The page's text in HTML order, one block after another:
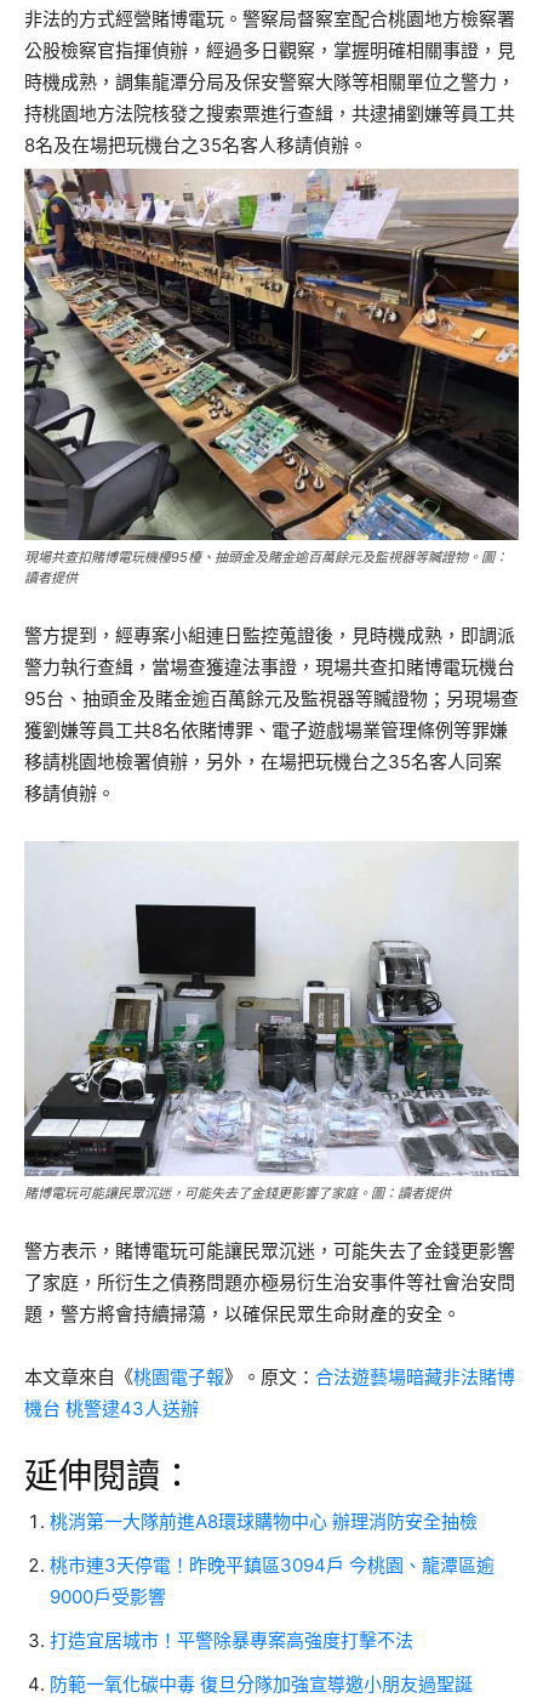
非法的方式經營賭博電玩。警察局督察室配合桃園地方檢察署
公股檢察官指揮偵辦，經過多日觀察，掌握明確相關事證，見
時機成熟，調集龍潭分局及保安警察大隊等相關單位之警力，
持桃園地方法院核發之搜索票進行查緝，共逮捕劉嫌等員工共
8名及在場把玩機台之35名客人移請偵辦。
現場共查扣賭博電玩機檯95檯、抽頭金及賭金逾百萬餘元及監視器等贓證物。圖：
讀者提供
警方提到，經專案小組連日監控蒐證後，見時機成熟，即調派
警力執行查緝，當場查獲違法事證，現場共查扣賭博電玩機台
95台、抽頭金及賭金逾百萬餘元及監視器等贓證物；另現場查
獲劉嫌等員工共8名依賭博罪、電子遊戲場業管理條例等罪嫌
移請桃園地檢署偵辦，另外，在場把玩機台之35名客人同案
移請偵辦。
賭博電玩可能讓民眾沉迷，可能失去了金錢更影響了家庭。圖：讀者提供
警方表示，賭博電玩可能讓民眾沉迷，可能失去了金錢更影響
了家庭，所衍生之債務問題亦極易衍生治安事件等社會治安問
題，警方將會持續掃蕩，以確保民眾生命財產的安全。
本文章來自《桃園電子報》。原文： 合法遊藝場暗藏非法賭博
機台 桃警逮43人送辦
延伸閱讀：
桃消第一大隊前進A8環球購物中心 辦理消防安全抽檢
桃市連3天停電！昨晚平鎮區3094戶 今桃園、龍潭區逾
9000戶受影響
打造宜居城市！平警除暴專案高強度打擊不法
防範一氧化碳中毒 復旦分隊加強宣導邀小朋友過聖誕